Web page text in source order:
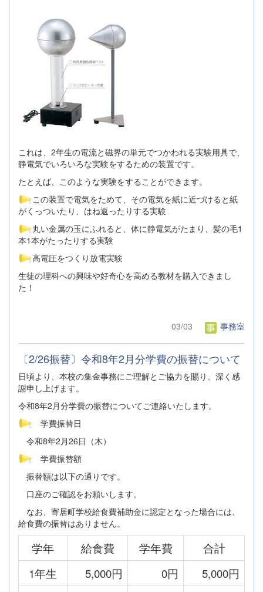
これは、2年生の電流と磁界の単元でつかわれる実験用具で、
静電気でいろいろな実験をするための装置です。
たとえば、このような実験をすることができます。
この装置で電気をためて、その電気を紙に近づけると紙
がくっついたり、はね返ったりする実験
丸い金属の玉にふれると、体に静電気がたまり、髪の毛1
本1本がたったりする実験
高電圧をつくり放電実験
生徒の理科への興味や好奇心を高める教材を購入できまし
た！
03/03 事務室
〔2/26振替〕令和8年2月分学費の振替について
日頃より、本校の集金事務にご理解とご協力を賜り、深く感
謝申し上げます。
令和8年2月分学費の振替についてご連絡いたします。
学費振替日
令和8年2月26日（木）
学費振替額
振替額は以下の通りです。
口座のご確認をお願いします。
なお、寄居町学校給食費補助金に認定となった場合には、
給食費の振替はありません。
学年 給食費 学年費
合計
1年生
5,000円 0円
5,000円